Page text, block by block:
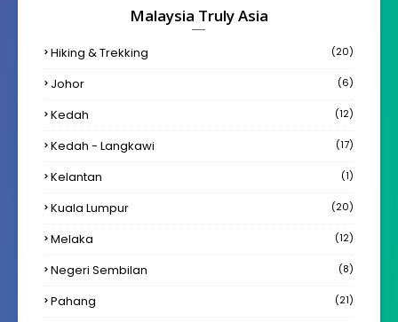
Malaysia Truly Asia
Hiking & Trekking (20)
Johor (6)
Kedah (12)
Kedah - Langkawi (17)
Kelantan (1)
Kuala Lumpur (20)
Melaka (12)
Negeri Sembilan (8)
Pahang (21)